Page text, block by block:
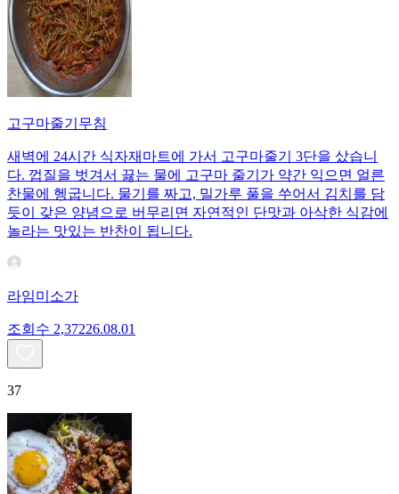
고구마줄기무침
새벽에 24시간 식자재마트에 가서 고구마줄기 3단을 샀습니
다. 껍질을 벗겨서 끓는 물에 고구마 줄기가 약간 익으면 얼른
찬물에 헹굽니다. 물기를 짜고, 밀가루 풀을 쑤어서 김치를 담
듯이 갖은 양념으로 버무리면 자연적인 단맛과 아삭한 식감에
놀라는 맛있는 반찬이 됩니다.
라임미소가
조회수 2,37226.08.01
37